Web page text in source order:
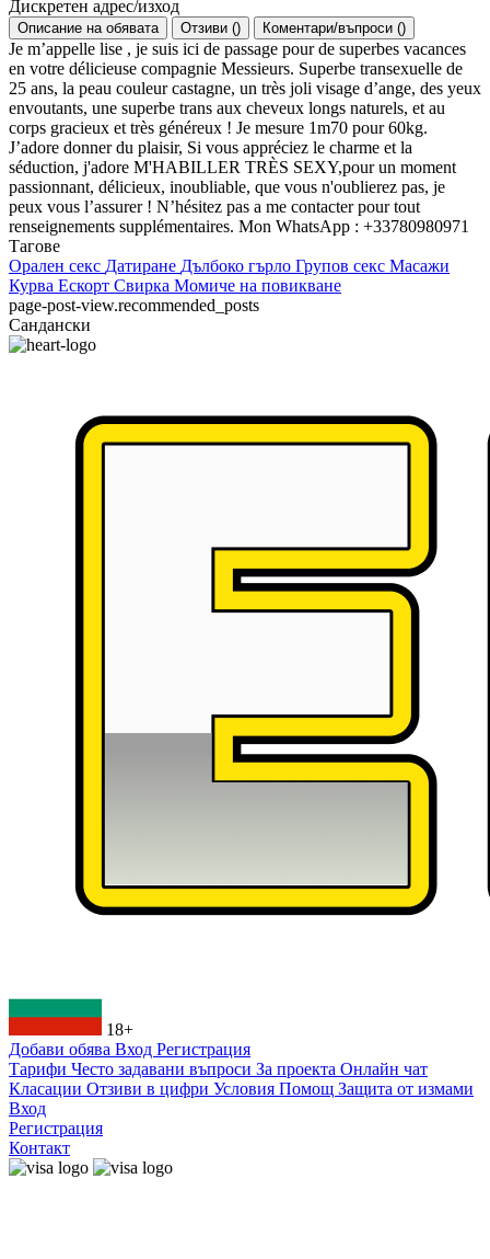
Дискретен адрес/изход
Описание на обявата Отзиви () Коментари/въпроси ()
Je m’appelle lise , je suis ici de passage pour de superbes vacances
en votre délicieuse compagnie Messieurs. Superbe transexuelle de
25 ans, la peau couleur castagne, un très joli visage d’ange, des yeux
envoutants, une superbe trans aux cheveux longs naturels, et au
corps gracieux et très généreux ! Je mesure 1m70 pour 60kg.
J’adore donner du plaisir, Si vous appréciez le charme et la
séduction, j'adore M'HABILLER TRÈS SEXY,pour un moment
passionnant, délicieux, inoubliable, que vous n'oublierez pas, je
peux vous l’assurer ! N’hésitez pas a me contacter pour tout
renseignements supplémentaires. Mon WhatsApp : +33780980971
Тагове
Орален секс Датиране Дълбоко гърло Групов секс Масажи
Курва Ескорт Свирка Момиче на повикване
page-post-view.recommended_posts
Сандански
18+
Добави обява Вход Регистрация
Тарифи Често задавани въпроси За проекта Онлайн чат
Класации Отзиви в цифри Условия Помощ Защита от измами
Вход
Регистрация
Контакт